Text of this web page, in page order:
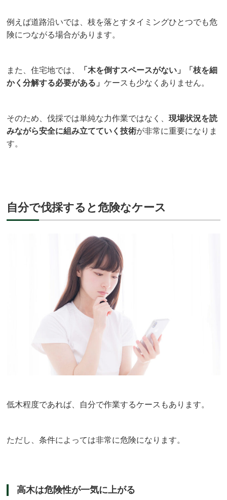
例えば道路沿いでは、枝を落とすタイミングひとつでも危
険につながる場合があります。
また、住宅地では、
「木を倒すスペースがない」「枝を細
かく分解する必要がある」ケースも少なくありません。
そのため、伐採では単純な力作業ではなく、現場状況を読
みながら安全に組み立てていく技術が非常に重要になりま
す。
自分で伐採すると危険なケース
低木程度であれば、自分で作業するケースもあります。
ただし、条件によっては非常に危険になります。
高木は危険性が一気に上がる